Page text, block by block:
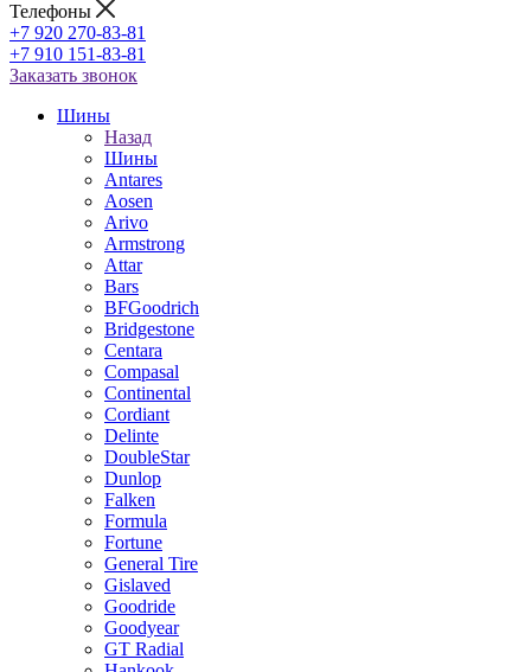
Телефоны
+7 920 270-83-81
+7 910 151-83-81
Заказать звонок
Шины
Назад
Шины
Antares
Aosen
Arivo
Armstrong
Attar
Bars
BFGoodrich
Bridgestone
Centara
Compasal
Continental
Cordiant
Delinte
DoubleStar
Dunlop
Falken
Formula
Fortune
General Tire
Gislaved
Goodride
Goodyear
GT Radial